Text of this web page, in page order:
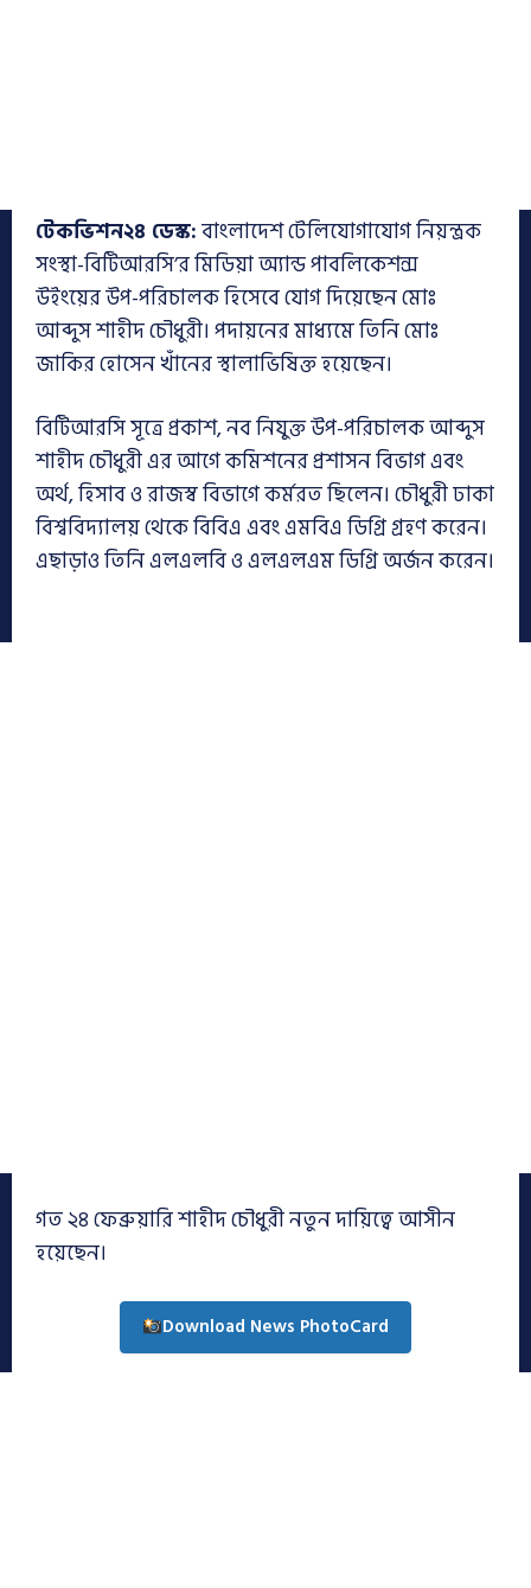
টেকভিশন২৪ ডেস্ক:বাংলাদেশ টেলিযোগাযোগ নিয়ন্ত্রক
সংস্থা-বিটিআরসি’র মিডিয়া অ্যান্ড পাবলিকেশন্স
উইংয়ের উপ-পরিচালক হিসেবে যোগ দিয়েছেন মোঃ
আব্দুস শাহীদ চৌধুরী। পদায়নের মাধ্যমে তিনি মোঃ
জাকির হোসেন খাঁনের স্থালাভিষিক্ত হয়েছেন।
বিটিআরসি সূত্রে প্রকাশ, নব নিযুক্ত উপ-পরিচালক আব্দুস
শাহীদ চৌধুরী এর আগে কমিশনের প্রশাসন বিভাগ এবং
অর্থ, হিসাব ও রাজস্ব বিভাগে কর্মরত ছিলেন। চৌধুরী ঢাকা
বিশ্ববিদ্যালয় থেকে বিবিএ এবং এমবিএ ডিগ্রি গ্রহণ করেন।
এছাড়াও তিনি এলএলবি ও এলএলএম ডিগ্রি অর্জন করেন।
গত ২৪ ফেব্রুয়ারি শাহীদ চৌধুরী নতুন দায়িত্বে আসীন
হয়েছেন।
Download News PhotoCard